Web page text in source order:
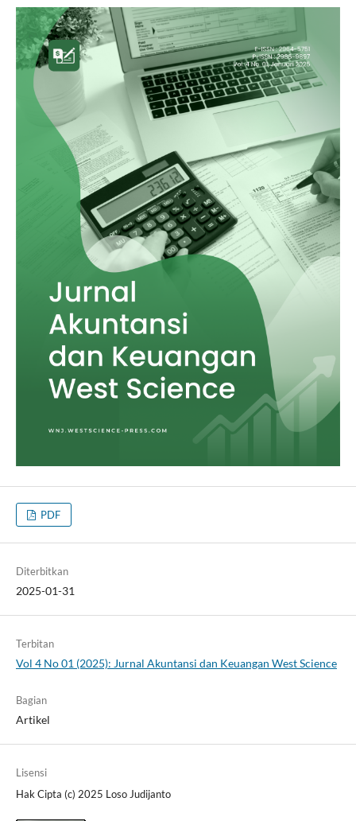
PDF
Diterbitkan
2025-01-31
Terbitan
Vol 4 No 01 (2025): Jurnal Akuntansi dan Keuangan West Science
Bagian
Artikel
Lisensi
Hak Cipta (c) 2025 Loso Judijanto